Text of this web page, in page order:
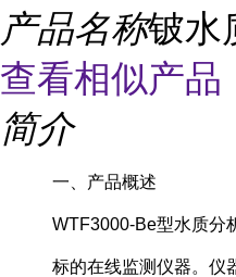
产品名称铍水
查看相似产
简介
一、产品概述
WTF3000-Be型水质分
标的在线监测仪器。仪